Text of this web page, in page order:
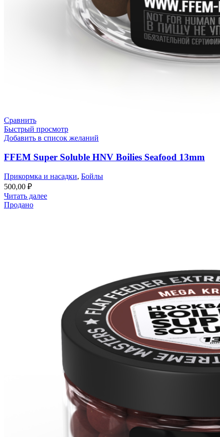
Сравнить
Быстрый просмотр
Добавить в список желаний
FFEM Super Soluble HNV Boilies Seafood 13mm
Прикормка и насадки, Бойлы
500,00 ₽
Читать далее
Продано